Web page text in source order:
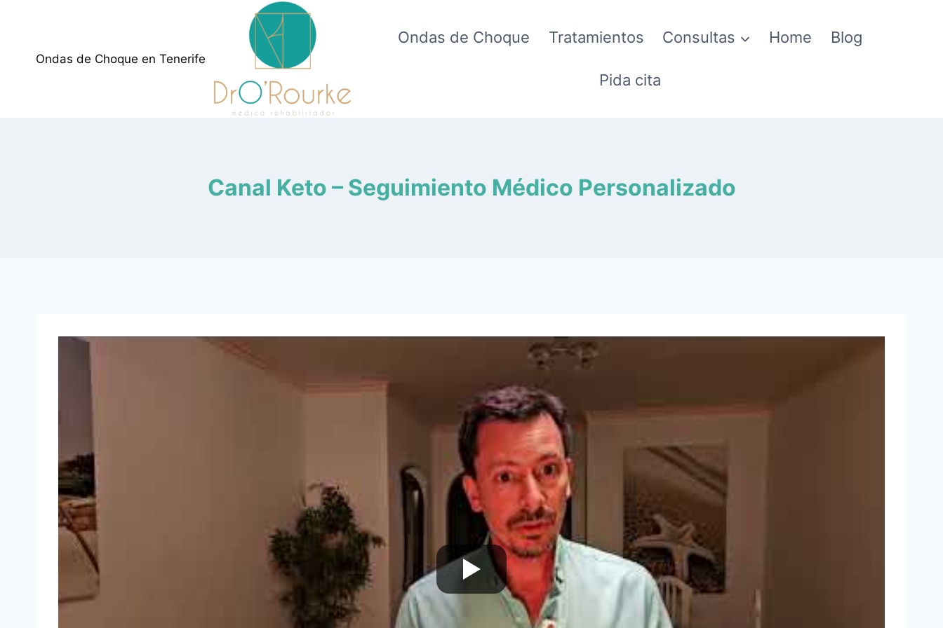
Ondas de Choque en Tenerife
Ondas de Choque Tratamientos Consultas Home Blog
Pida cita
Canal Keto – Seguimiento Médico Personalizado